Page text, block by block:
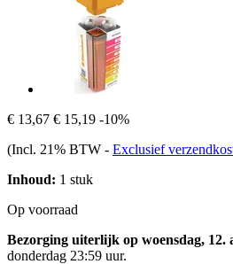
€ 13,67 € 15,19 -10%
(Incl. 21% BTW - Exclusief
Inhoud: 1 stuk
Op voorraad
Bezorging uiterlijk op woensdag, 12.
donderdag 23:59 uur.